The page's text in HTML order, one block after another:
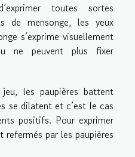
toutes sortes
de mensonge, les yeux
s’exprime visuellement
ne peuvent plus fixer
les paupières battent
se dilatent et c’est le cas
positifs. Pour exprimer
par les paupières